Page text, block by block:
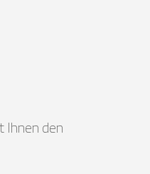
Ihnen den